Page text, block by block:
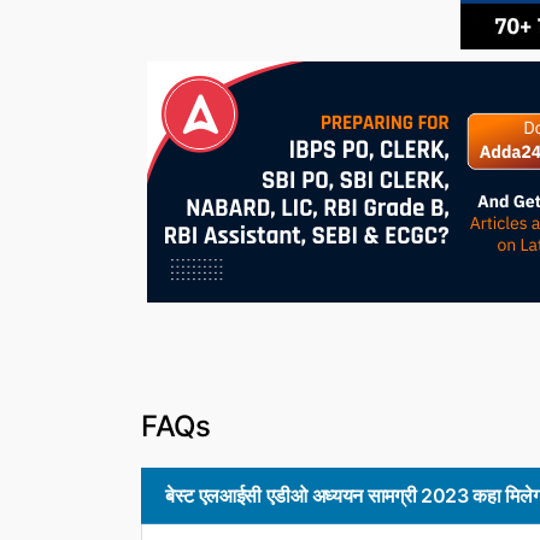
FAQs
बेस्ट एलआईसी एडीओ अध्ययन सामग्री 2023 कहा